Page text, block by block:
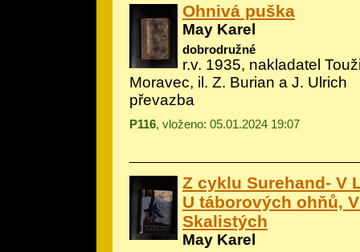
Ohnivá puška
May Karel
dobrodružné
r.v. 1935, nakladatel
Moravec, il. Z. Burian a J. Ulrich
převazba
P116, vloženo: 05.01.2024 19:07
Z cyklu Surehand- V
U táborových ohňů,
Skalistých
May Karel